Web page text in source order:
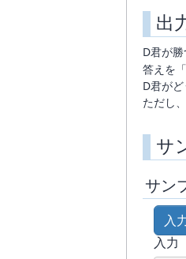
出
D君が
答えを
D君が
ただし
サ
サン
入
入力